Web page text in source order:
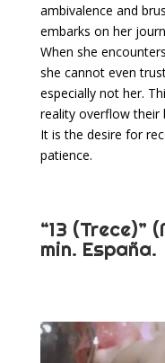
ambivalence and
embarks on her
When she
she cannot even
especially not her.
reality overflow their
It is the desire for
patience.
“13 (Trece)”
min. España.